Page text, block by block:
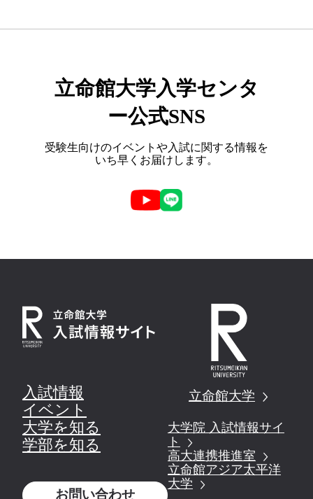
立命館大学入学センタ
ー公式SNS
受験生向けのイベントや入試に関する情報を
いち早くお届けします。
入試情報
イベント
大学を知る
学部を知る
お問い合わせ
立命館大学
大学院 入試情報サイ
ト
高大連携推進室
立命館アジア太平洋
大学